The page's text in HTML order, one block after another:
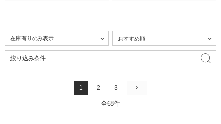
絞り込み条件
1 2 3
全68件